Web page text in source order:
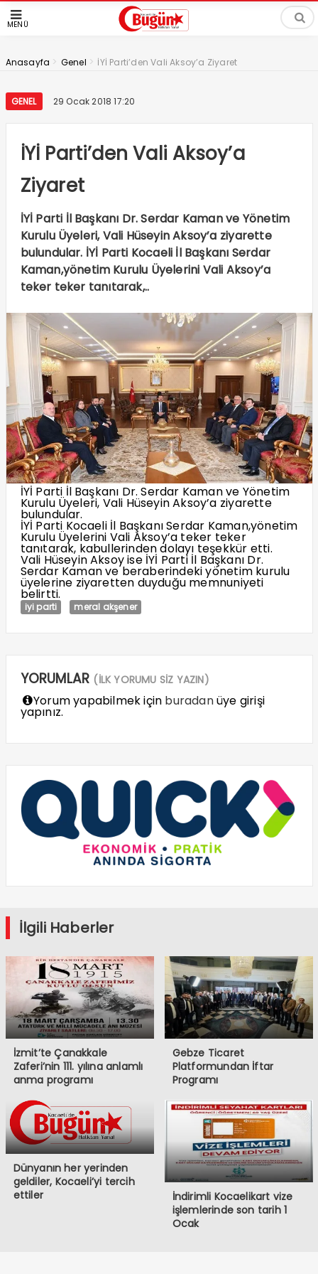
MENÜ
Anasayfa > Genel > İYİ Parti’den Vali Aksoy’a Ziyaret
GENEL 29 Ocak 2018 17:20
İYİ Parti’den Vali Aksoy’a
Ziyaret
İYİ Parti İl Başkanı Dr. Serdar Kaman ve Yönetim
Kurulu Üyeleri, Vali Hüseyin Aksoy’a ziyarette
bulundular. İYİ Parti Kocaeli İl Başkanı Serdar
Kaman,yönetim Kurulu Üyelerini Vali Aksoy’a
teker teker tanıtarak,..
İYİ Parti İl Başkanı Dr. Serdar Kaman ve Yönetim
Kurulu Üyeleri, Vali Hüseyin Aksoy’a ziyarette
bulundular.
İYİ Parti Kocaeli İl Başkanı Serdar Kaman,yönetim
Kurulu Üyelerini Vali Aksoy’a teker teker
tanıtarak, kabullerinden dolayı teşekkür etti.
Vali Hüseyin Aksoy ise İYİ Parti İl Başkanı Dr.
Serdar Kaman ve beraberindeki yönetim kurulu
üyelerine ziyaretten duyduğu memnuniyeti
belirtti.
iyi parti meral akşener
YORUMLAR (İLK YORUMU SİZ YAZIN)
Yorum yapabilmek için buradanüye girişi
yapınız.
İlgili Haberler
İzmit’te Çanakkale
Zaferi’nin 111. yılına anlamlı
anma programı
Gebze Ticaret
Platformundan İftar
Programı
Dünyanın her yerinden
geldiler, Kocaeli’yi tercih
ettiler
İndirimli Kocaelikart vize
işlemlerinde son tarih 1
Ocak